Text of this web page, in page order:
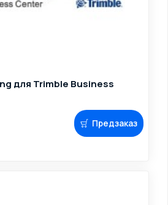
для Trimble Business
Предзаказ